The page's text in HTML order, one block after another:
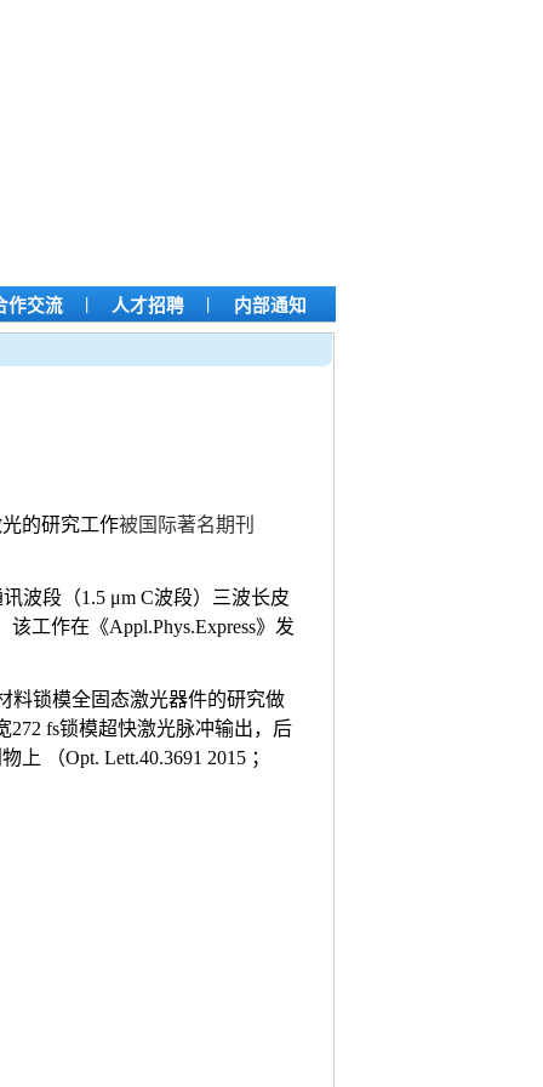
作交流 | 人才招聘 | 内部通知
的研究工作被国际著名期刊
波段（1.5 μm C波段）三波长皮
该工作在《Appl.Phys.Express》发
料锁模全固态激光器件的研究做
272 fs锁模超快激光脉冲输出，后
上 （Opt. Lett.40.3691 2015 ；